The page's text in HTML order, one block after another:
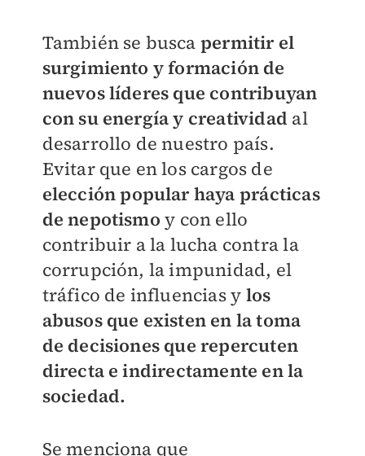
También se busca permitir el
surgimiento y formación de
nuevos líderes que contribuyan
con su energía y creatividad al
desarrollo de nuestro país.
Evitar que en los cargos de
elección popular haya prácticas
de nepotismo y con ello
contribuir a la lucha contra la
corrupción, la impunidad, el
tráfico de influencias y los
abusos que existen en la toma
de decisiones que repercuten
directa e indirectamente en la
sociedad.
Se menciona que